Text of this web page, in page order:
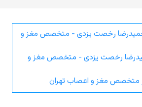
حمیدرضا رخصت یزدی - متخصص مغز و
رخصت یزدی - متخصص مغز و
متخصص مغز و اعصاب تهران